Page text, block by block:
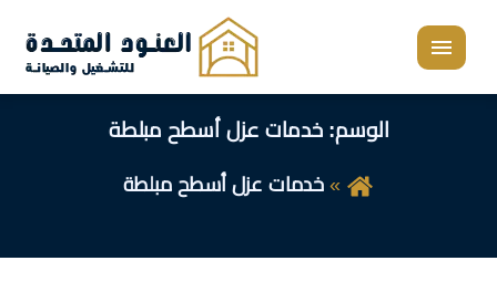
القائمة
الوسم:خدمات عزل أسطح مبلطة
خدمات عزل أسطح مبلطة